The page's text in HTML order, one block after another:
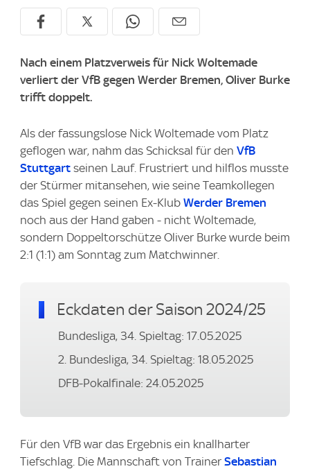
Nach einem Platzverweis für Nick Woltemade
verliert der VfB gegen Werder Bremen, Oliver Burke
trifft doppelt.
Als der fassungslose Nick Woltemade vom Platz
geflogen war, nahm das Schicksal für den VfB
Stuttgart seinen Lauf. Frustriert und hilflos musste
der Stürmer mitansehen, wie seine Teamkollegen
das Spiel gegen seinen Ex-Klub Werder Bremen
noch aus der Hand gaben - nicht Woltemade,
sondern Doppeltorschütze Oliver Burke wurde beim
2:1 (1:1) am Sonntag zum Matchwinner.
Eckdaten der Saison 2024/25
Bundesliga, 34. Spieltag: 17.05.2025
2. Bundesliga, 34. Spieltag: 18.05.2025
DFB-Pokalfinale: 24.05.2025
Für den VfB war das Ergebnis ein knallharter
Tiefschlag. Die Mannschaft von Trainer Sebastian